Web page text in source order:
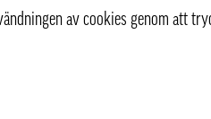
av cookies genom att